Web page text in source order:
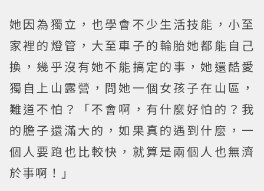
她因為獨立，也學會不少生活技能，小至
家裡的燈管，大至車子的輪胎她都能自己
換，幾乎沒有她不能搞定的事，她還酷愛
獨自上山露營，問她一個女孩子在山區，
難道不怕？「不會啊，有什麼好怕的？我
的膽子還滿大的，如果真的遇到什麼，一
個人要跑也比較快，就算是兩個人也無濟
於事啊！」